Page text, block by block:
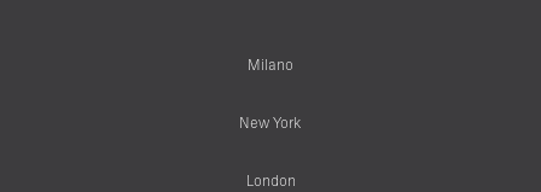
Milano
New York
London